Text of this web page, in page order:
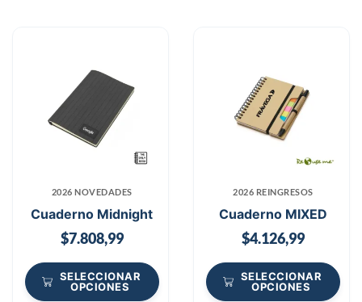
2026 NOVEDADES
Cuaderno Midnight
$7.808,99
SELECCIONAR
OPCIONES
2026 REINGRESOS
Cuaderno MIXED
$4.126,99
SELECCIONAR
OPCIONES